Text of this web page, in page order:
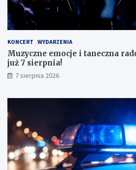
n
a
ł
m
i
w
y
k
a
m
KONCERT WYDARZENIA
Muzyczne emocje i taneczna
już 7 sierpnia!
7 sierpnia 2026